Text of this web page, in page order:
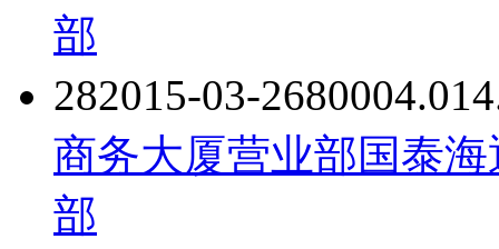
部
282015-03-2680004.01
商务大厦营业部国泰
部